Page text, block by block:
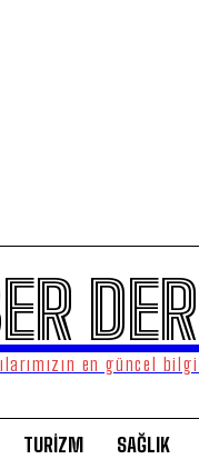
en güncel
TURİZM SAĞLIK